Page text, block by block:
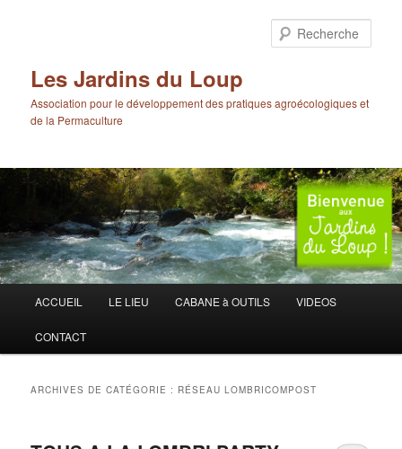
Les Jardins du Loup
Association pour le développement des pratiques agroécologiques et
de la Permaculture
principal
ACCUEIL LE LIEU CABANE à OUTILS VIDEOS
CONTACT
ARCHIVES DE CATÉGORIE : RÉSEAU LOMBRICOMPOST